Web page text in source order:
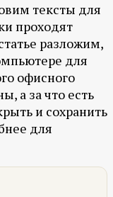
тексты для
проходят
разложим,
для
офисного
а за что есть
и сохранить
для